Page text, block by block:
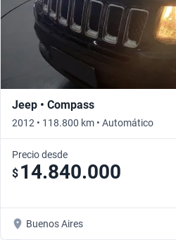
Jeep • Compass
2012 • 118.800 km • Automático
Precio desde
$ 14.840.000
Buenos Aires